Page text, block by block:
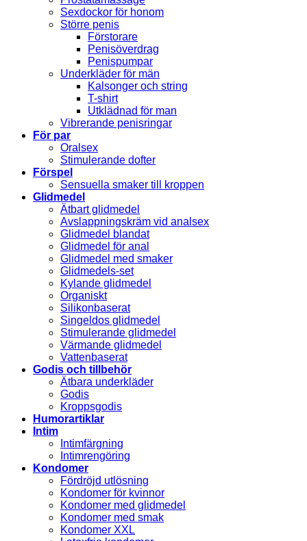
Sexdockor för honom
Större penis
Förstorare
Penisöverdrag
Penispumpar
Underkläder för män
Kalsonger och string
T-shirt
Utklädnad för man
Vibrerande penisringar
För par
Oralsex
Stimulerande dofter
Förspel
Sensuella smaker till kroppen
Glidmedel
Ätbart glidmedel
Avslappningskräm vid analsex
Glidmedel blandat
Glidmedel för anal
Glidmedel med smaker
Glidmedels-set
Kylande glidmedel
Organiskt
Silikonbaserat
Singeldos glidmedel
Stimulerande glidmedel
Värmande glidmedel
Vattenbaserat
Godis och tillbehör
Ätbara underkläder
Godis
Kroppsgodis
Humorartiklar
Intim
Intimfärgning
Intimrengöring
Kondomer
Fördröjd utlösning
Kondomer för kvinnor
Kondomer med glidmedel
Kondomer med smak
Kondomer XXL